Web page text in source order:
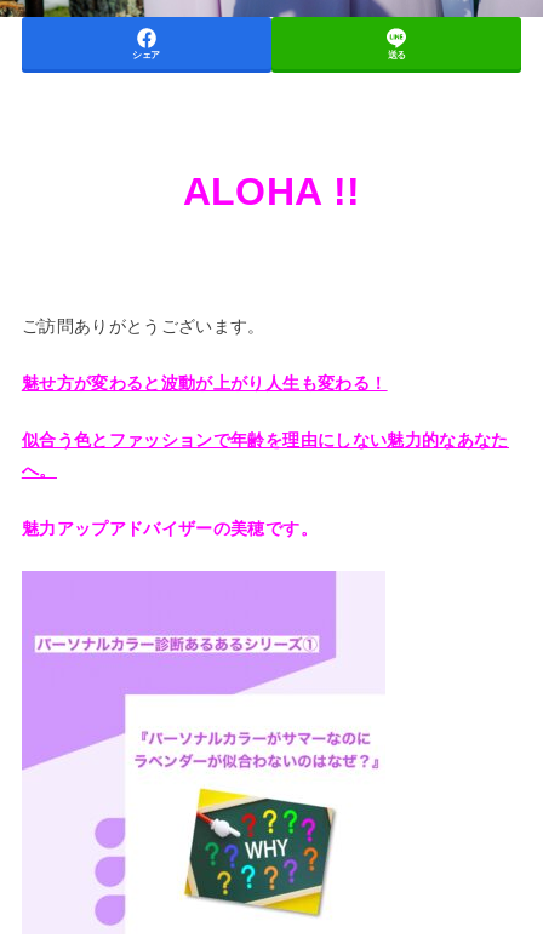
シェア 送る
ALOHA !!
ご訪問ありがとうございます。
魅せ方が変わると波動が上がり人生も変わる！
似合う色とファッションで年齢を理由にしない魅力的なあなた
へ。
魅力アップアドバイザーの美穂です。